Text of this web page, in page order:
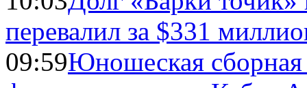
перевалил за $331
09:59Юношеская